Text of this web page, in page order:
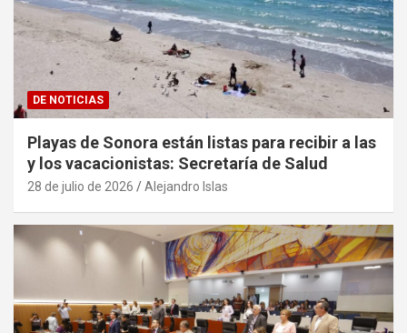
DE NOTICIAS
Playas de Sonora están listas para recibir a las
y los vacacionistas: Secretaría de Salud
28 de julio de 2026 Alejandro Islas